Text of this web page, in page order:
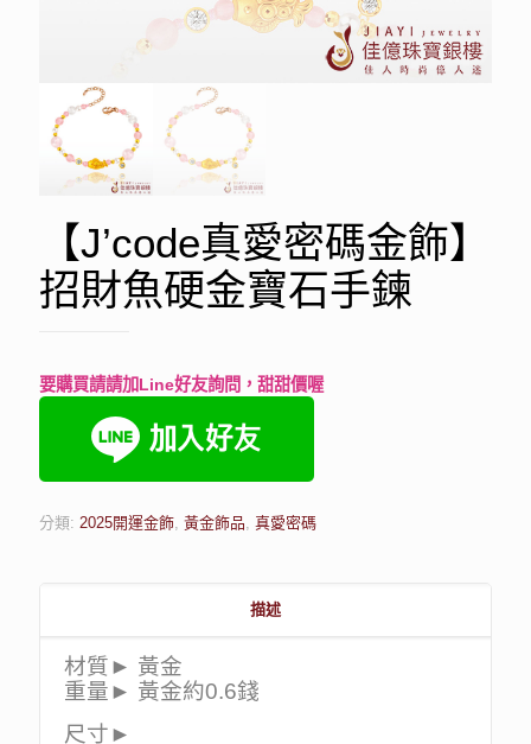
【J’code真愛密碼金飾】
招財魚硬金寶石手鍊
要購買請請加Line好友詢問，甜甜價喔
分類: 2025開運金飾, 黃金飾品, 真愛密碼
描述
材質► 黃金
重量► 黃金約0.6錢
尺寸►